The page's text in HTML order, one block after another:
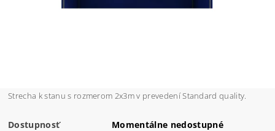
Strecha k stanu s rozmerom 2x3m v prevedení Standard quality.
Dostupnosť Momentálne nedostupné